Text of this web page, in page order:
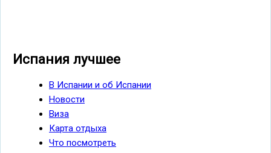
Испания лучшее
В Испании и об Испании
Новости
Виза
Карта отдыха
Что посмотреть